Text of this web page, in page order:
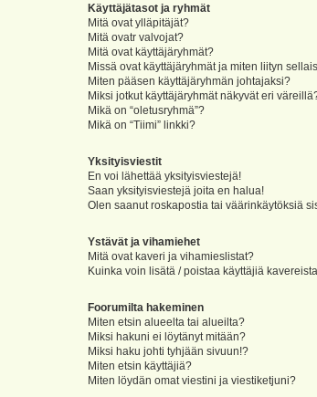
Käyttäjätasot ja ryhmät
Mitä ovat ylläpitäjät?
Mitä ovatr valvojat?
Mitä ovat käyttäjäryhmät?
Missä ovat käyttäjäryhmät ja miten liityn
Miten pääsen käyttäjäryhmän johtajaksi?
Miksi jotkut käyttäjäryhmät näkyvät eri
Mikä on “oletusryhmä”?
Mikä on “Tiimi” linkki?
Yksityisviestit
En voi lähettää yksityisviestejä!
Saan yksityisviestejä joita en halua!
Olen saanut roskapostia tai väärinkäytöksiä
Ystävät ja vihamiehet
Mitä ovat kaveri ja vihamieslistat?
Kuinka voin lisätä / poistaa käyttäjiä
Foorumilta hakeminen
Miten etsin alueelta tai alueilta?
Miksi hakuni ei löytänyt mitään?
Miksi haku johti tyhjään sivuun!?
Miten etsin käyttäjiä?
Miten löydän omat viestini ja viestiketjuni?